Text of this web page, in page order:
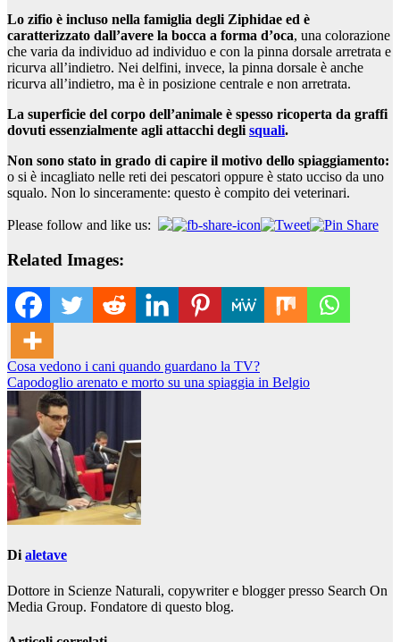
Lo zifio è incluso nella famiglia degli Ziphidae ed è
caratterizzato dall’avere la bocca a forma d’oca, una colorazione
che varia da individuo ad individuo e con la pinna dorsale arretrata e
ricurva all’indietro. Nei delfini, invece, la pinna dorsale è anche
ricurva all’indietro, ma è in posizione centrale e non arretrata.
La superficie del corpo dell’animale è spesso ricoperta da graffi
dovuti essenzialmente agli attacchi deglisquali.
Non sono stato in grado di capire il motivo dello spiaggiamento:
o si è incagliato nelle reti dei pescatori oppure è stato ucciso da uno
squalo. Non lo sinceramente: questo è compito dei veterinari.
Please follow and like us:
Related Images:
Navigazione
articoli
Cosa vedono i cani quando guardano la TV?
Capodoglio arenato e morto su una spiaggia in Belgio
Dialetave
Dottore in Scienze Naturali, copywriter e blogger presso Search On
Media Group. Fondatore di questo blog.